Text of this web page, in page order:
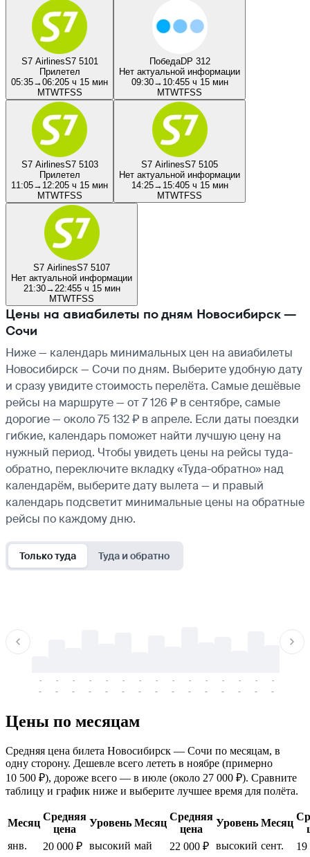
S7 AirlinesS7 5101
Прилетел
05:35→06:205 ч 15 мин
MTWTFSS
ПобедаDP 312
Нет актуальной информации
09:30→ 10:455 ч 15 мин
MTWTFSS
S7 AirlinesS7 5103
Прилетел
11:05→ 12:205 ч 15 мин
MTWTFSS
S7 AirlinesS7 5105
Нет актуальной информации
14:25→ 15:405 ч 15 мин
MTWTFSS
S7 AirlinesS7 5107
Нет актуальной информации
21:30→ 22:455 ч 15 мин
MTWTFSS
Цены на авиабилеты по дням Новосибирск —
Сочи
Ниже — календарь минимальных цен на авиабилеты
Новосибирск — Сочи по дням. Выберите удобную дату
и сразу увидите стоимость перелёта. Самые дешёвые
рейсы на маршруте — от 7 126 ₽ в сентябре, самые
дорогие — около 75 132 ₽ в апреле. Если даты поездки
гибкие, календарь поможет найти лучшую цену на
нужный период. Чтобы увидеть цены на рейсы туда-
обратно, переключите вкладку «Туда-обратно» над
календарём, выберите дату вылета — и правый
календарь подсветит минимальные цены на обратные
рейсы по каждому дню.
Только туда Туда и обратно
-
-
-
-
-
-
-
-
-
-
-
-
-
-
-
-
-
-
-
-
-
-
-
-
-
-
-
-
-
-
Цены по месяцам
Средняя цена билета Новосибирск — Сочи по месяцам, в
одну сторону. Дешевле всего лететь в ноябре (примерно
10 500 ₽), дороже всего — в июле (около 27 000 ₽). Сравните
таблицу и график ниже и выберите лучшее время для полёта.
Месяц
Средняя
цена
Уровень Месяц
Средняя
цена
Уровень Месяц
янв.
20 000 ₽ высокий май 22 000 ₽ высокий сент.
19